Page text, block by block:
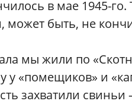
в мае 1945-
может быть, не
мы жили по
у «помещиков» и
захватили